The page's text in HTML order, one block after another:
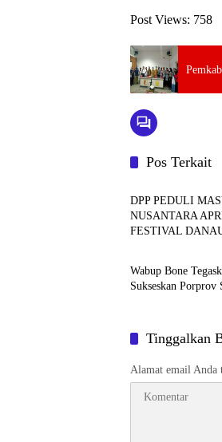
Post Views: 758
Pos Terkait
BERITA
DPP PEDULI
NUSANTARA
FESTIVAL
Wabup Bone
Sukseskan Porprov
Tinggalkan
Alamat email Anda